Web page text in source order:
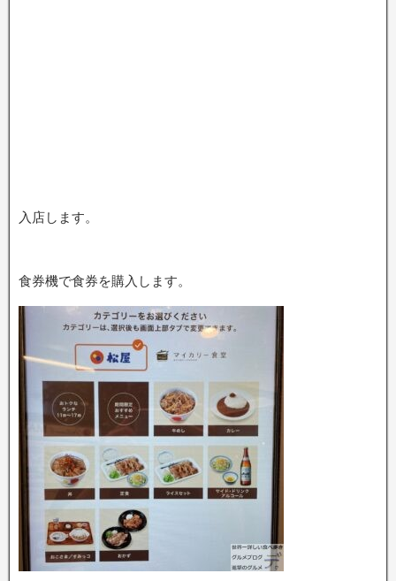
入店します。
食券機で食券を購入します。